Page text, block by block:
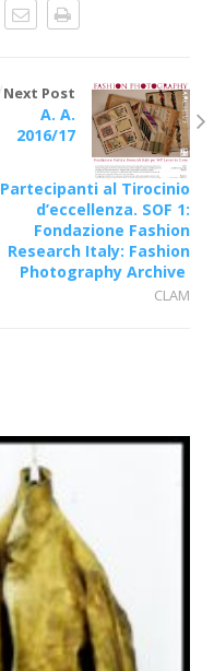
Next Post
A. A.
2016/17
Partecipanti al Tirocinio
d’eccellenza. SOF 1:
Fondazione Fashion
Research Italy: Fashion
Photography Archive
CLAM